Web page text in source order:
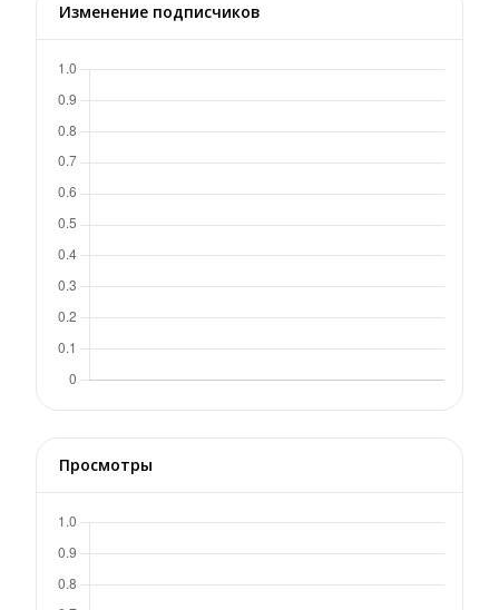
Изменение подписчиков
Просмотры